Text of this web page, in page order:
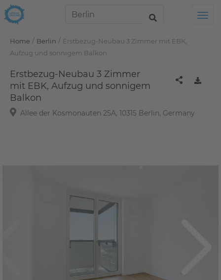
Home / Berlin / Erstbezug-Neubau 3 Zimmer mit EBK,
Aufzug und sonnigem Balkon
Erstbezug-Neubau 3 Zimmer
mit EBK, Aufzug und sonnigem
Balkon
Allee der Kosmonauten 25A, 10315 Berlin, Germany